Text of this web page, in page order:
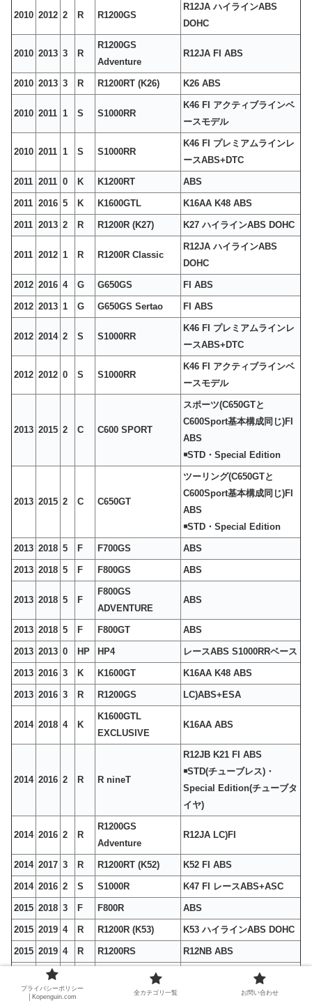
2010 2012 2 R R1200GS
R12JA ハイラインABS
DOHC
2010 2013 3 R
R1200GS
Adventure
R12JA FI ABS
2010 2013 3 R R1200RT (K26) K26 ABS
2010 2011 1 S S1000RR
K46 FI アクティブラインベ
ースモデル
2010 2011 1 S S1000RR
K46 FI プレミアムラインレ
ースABS+DTC
2011 2011 0 K K1200RT ABS
2011 2016 5 K K1600GTL K16AA K48 ABS
2011 2013 2 R R1200R (K27) K27 ハイラインABS DOHC
2011 2012 1 R R1200R Classic
R12JA ハイラインABS
DOHC
2012 2016 4 G G650GS FI ABS
2012 2013 1 G G650GS Sertao FI ABS
2012 2014 2 S S1000RR
K46 FI プレミアムラインレ
ースABS+DTC
2012 2012 0 S S1000RR
K46 FI アクティブラインベ
ースモデル
2013 2015 2 C C600 SPORT
スポーツ(C650GTと
C600Sport基本構成同じ)FI
ABS
￭STD・Special Edition
2013 2015 2 C C650GT
ツーリング(C650GTと
C600Sport基本構成同じ)FI
ABS
￭STD・Special Edition
2013 2018 5 F F700GS ABS
2013 2018 5 F F800GS ABS
2013 2018 5 F
F800GS
ADVENTURE
ABS
2013 2018 5 F F800GT ABS
2013 2013 0 HP HP4 レースABS S1000RRベース
2013 2016 3 K K1600GT K16AA K48 ABS
2013 2016 3 R R1200GS LC)ABS+ESA
2014 2018 4 K
K1600GTL
EXCLUSIVE
K16AA ABS
2014 2016 2 R R nineT
R12JB K21 FI ABS
￭STD(チューブレス)・
Special Edition(チューブタ
イヤ)
2014 2016 2 R
R1200GS
Adventure
R12JA LC)FI
2014 2017 3 R R1200RT (K52) K52 FI ABS
2014 2016 2 S S1000R K47 FI レースABS+ASC
2015 2018 3 F F800R ABS
2015 2019 4 R R1200R (K53) K53 ハイラインABS DOHC
2015 2019 4 R R1200RS R12NB ABS
2016 K46 FI レースABS+DTC
K49 FI レースABS
プライバシーポリシー
│Kopenguin.com
全カテゴリ一覧 お問い合わせ